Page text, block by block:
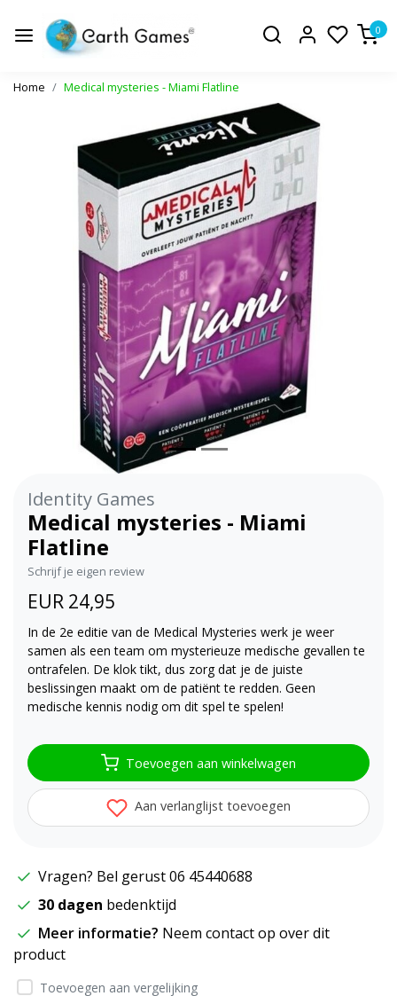
0
Home Medical mysteries - Miami Flatline
Vorige
Identity Games
Medical mysteries - Miami
Flatline
Schrijf je eigen review
EUR 24,95
In de 2e editie van de Medical Mysteries werk je weer
samen als een team om mysterieuze medische gevallen te
ontrafelen. De klok tikt, dus zorg dat je de juiste
beslissingen maakt om de patiënt te redden. Geen
medische kennis nodig om dit spel te spelen!
Toevoegen aan winkelwagen
Aan verlanglijst toevoegen
Vragen? Bel gerust 06 45440688
30 dagen bedenktijd
Meer informatie? Neem contact op over dit
product
Toevoegen aan vergelijking